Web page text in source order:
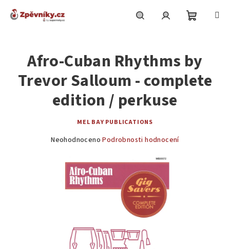
košík
Afro-Cuban Rhythms by
Trevor Salloum - complete
edition / perkuse
MEL BAY PUBLICATIONS
Průměrné
produktu
Neohodnoceno Podrobnosti hodnocení